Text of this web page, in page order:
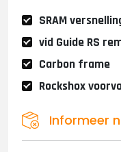
SRAM
vid Guide RS
Carbon frame
Rockshox
Informeer